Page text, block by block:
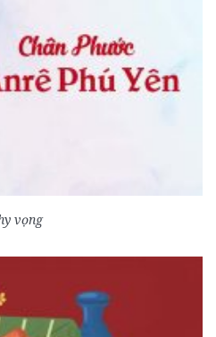
vọng